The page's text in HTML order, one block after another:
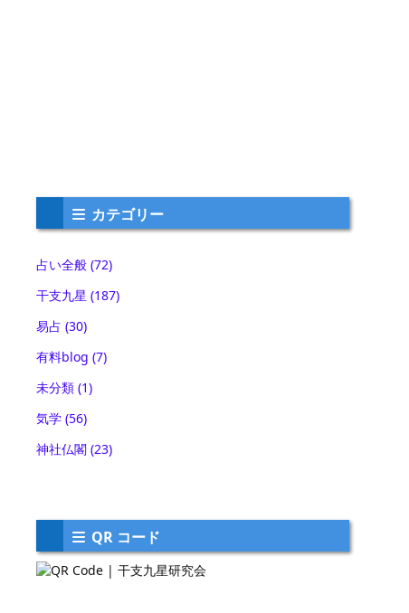
カテゴリー
占い全般 (72)
干支九星 (187)
易占 (30)
有料blog (7)
未分類 (1)
気学 (56)
神社仏閣 (23)
QR コード